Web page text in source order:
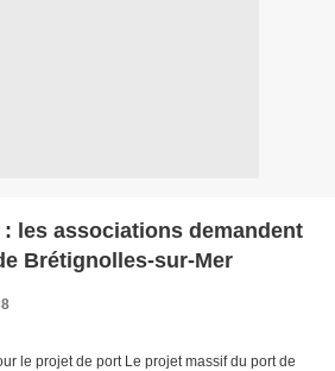
les associations demandent
Brétignolles-sur-Mer
le projet de port Le projet massif du port de